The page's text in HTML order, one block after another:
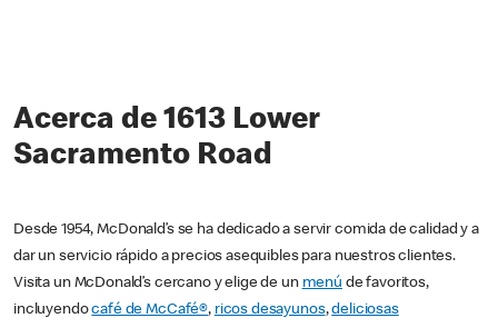
Acerca de 1613 Lower
Sacramento Road
Desde 1954, McDonald’s se ha dedicado a servir comida de calidad y a
dar un servicio rápido a precios asequibles para nuestros clientes.
Visita un McDonald’s cercano y elige de un menú de favoritos,
incluyendocafé de McCafé®, ricos desayunos,deliciosas